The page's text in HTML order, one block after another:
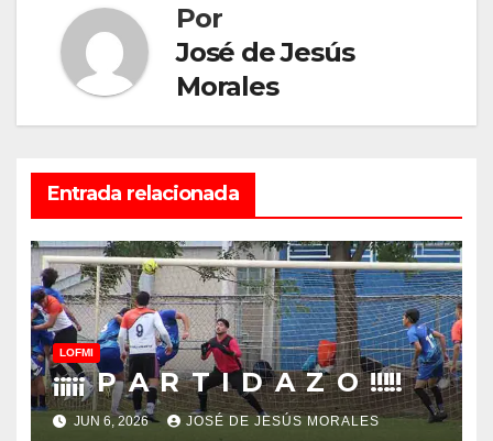
Por
José de Jesús
Morales
Entrada relacionada
LOFMI
¡¡¡¡¡ P A R T I D A Z O !!!!!
JUN 6, 2026 JOSÉ DE JESÚS MORALES